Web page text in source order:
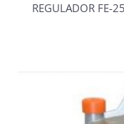
REGULADOR FE-